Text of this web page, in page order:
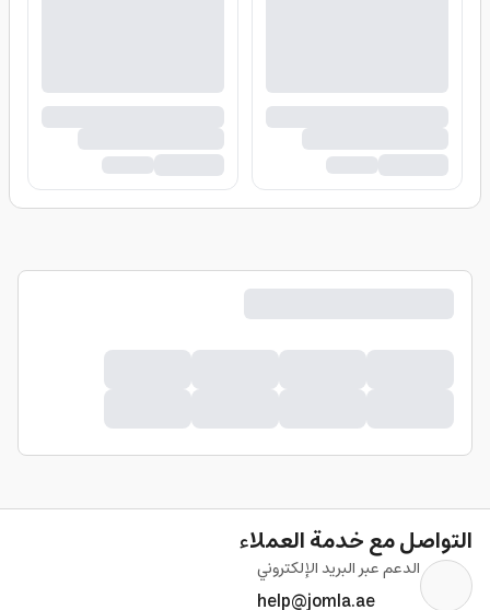
التواصل مع خدمة العملاء
الدعم عبر البريد الإلكتروني
help@jomla.ae